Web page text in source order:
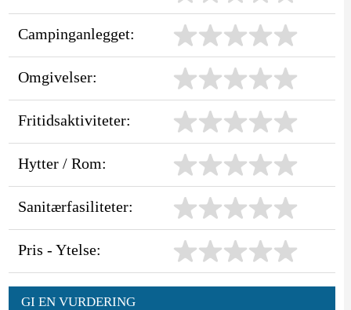
Campinganlegget:
Omgivelser:
Fritidsaktiviteter:
Hytter / Rom:
Sanitærfasiliteter:
Pris - Ytelse:
GI EN VURDERING